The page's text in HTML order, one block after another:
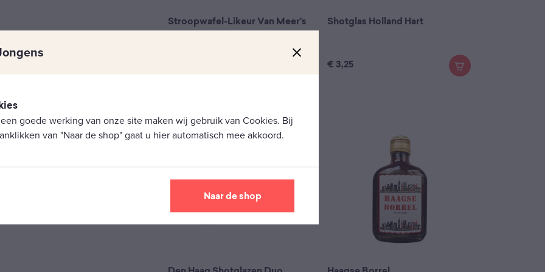
Stroopwafel-Likeur Van Meer's Shotglas Holland Hart
€ 3,25
goede werking van onze site maken wij gebruik van Cookies. Bij
van "Naar de shop" gaat u hier automatisch mee akkoord.
Naar de shop